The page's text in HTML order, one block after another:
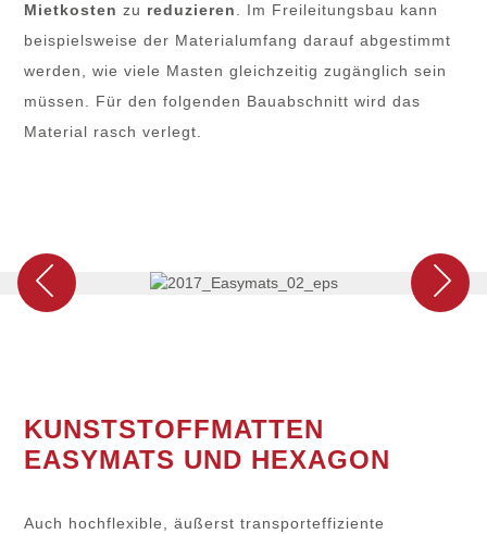
Mietkosten zu reduzieren
. Im Freileitungsbau kann
beispielsweise der Materialumfang darauf abgestimmt
werden, wie viele Masten gleichzeitig zugänglich sein
müssen. Für den folgenden Bauabschnitt wird das
Material rasch verlegt.
KUNSTSTOFFMATTEN
EASYMATS UND HEXAGON
Auch hochflexible, äußerst transporteffiziente